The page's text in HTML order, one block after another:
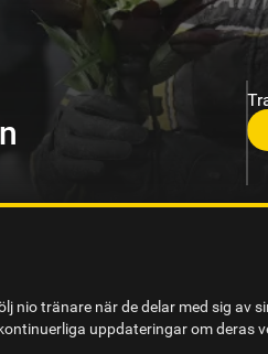
tränare när de delar med sig av
uppdateringar om deras